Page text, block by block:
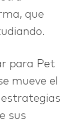
que
para Pet
mueve el
estrategias
sus